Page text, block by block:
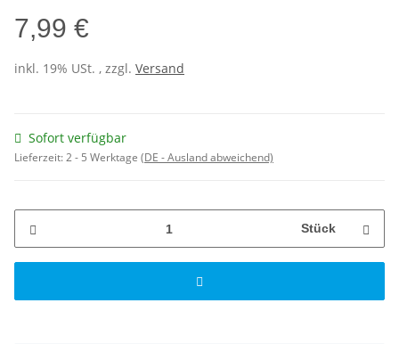
7,99 €
inkl. 19% USt. , zzgl. Versand
Sofort verfügbar
Lieferzeit:2 - 5 Werktage (DE - Ausland abweichend)
Stück